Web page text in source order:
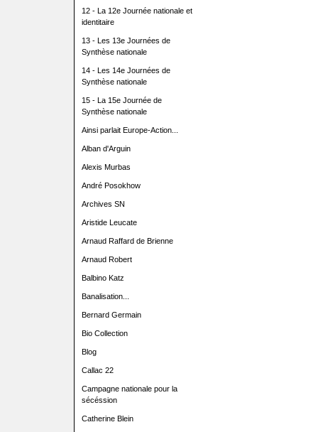
12 - La 12e Journée nationale et
identitaire
13 - Les 13e Journées de
Synthèse nationale
14 - Les 14e Journées de
Synthèse nationale
15 - La 15e Journée de
Synthèse nationale
Ainsi parlait Europe-Action...
Alban d'Arguin
Alexis Murbas
André Posokhow
Archives SN
Aristide Leucate
Arnaud Raffard de Brienne
Arnaud Robert
Balbino Katz
Banalisation...
Bernard Germain
Bio Collection
Blog
Callac 22
Campagne nationale pour la
sécéssion
Catherine Blein